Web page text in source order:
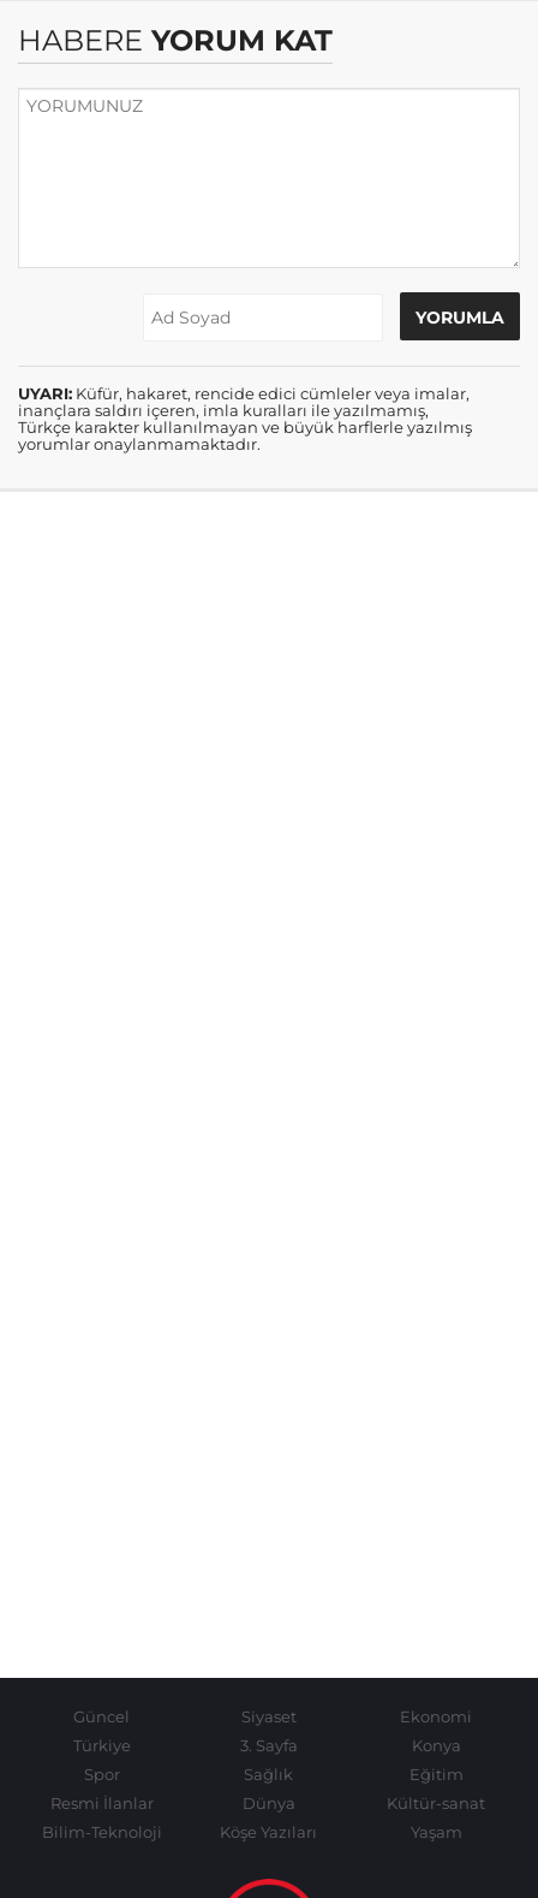
HABERE YORUM KAT
UYARI: Küfür, hakaret, rencide edici cümleler veya imalar,
inançlara saldırı içeren, imla kuralları ile yazılmamış,
Türkçe karakter kullanılmayan ve büyük harflerle yazılmış
yorumlar onaylanmamaktadır.
Güncel Siyaset
Ekonomi
Türkiye
3. Sayfa
Konya
Spor
Sağlık
Eğitim
Resmi İlanlar
Dünya
Kültür-sanat
Bilim-Teknoloji
Köşe Yazıları Yaşam